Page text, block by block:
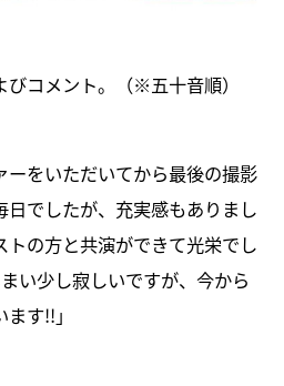
コメント。（※五十音順）
ーをいただいてから最後の撮影
日でしたが、充実感もありまし
の方と共演ができて光栄でし
い少し寂しいですが、今から
す!!」